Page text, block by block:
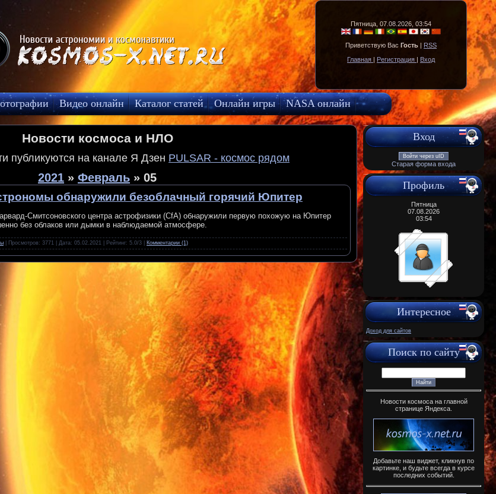
Пятница, 07.08.2026, 03:54
Приветствую Вас Гость | RSS
Главная | Регистрация | Вход
Видео онлайн Каталог статей Онлайн игры
NASA онлайн
Новости космоса и НЛО
публикуются на канале Я Дзен PULSAR - космос рядом
2021 » Февраль » 05
обнаружили безоблачный горячий Юпитер
Смитсоновского центра астрофизики (CfA) обнаружили первую похожую на Юпитер
без облаков или дымки в наблюдаемой атмосфере.
| Просмотров: 3771 | Дата: 05.02.2021 | Рейтинг: 5.0/3 | Комментарии (1)
Вход
Войти через uID
Старая форма входа
Профиль
Пятница
07.08.2026
03:54
Интересное
Доход для сайтов
Поиск по сайту
Новости космоса на главной
странице Яндекса.
Добавьте наш виджет, кликнув по
картинке, и будьте всегда в курсе
последних событий.